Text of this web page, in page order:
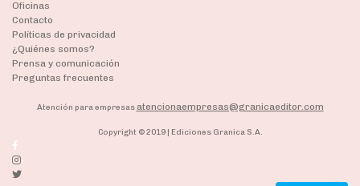
Oficinas
Contacto
Políticas de privacidad
¿Quiénes somos?
Prensa y comunicación
Preguntas frecuentes
Atención para empresasatencionaempresas@granicaeditor.com
Copyright © 2019 | Ediciones Granica S.A.